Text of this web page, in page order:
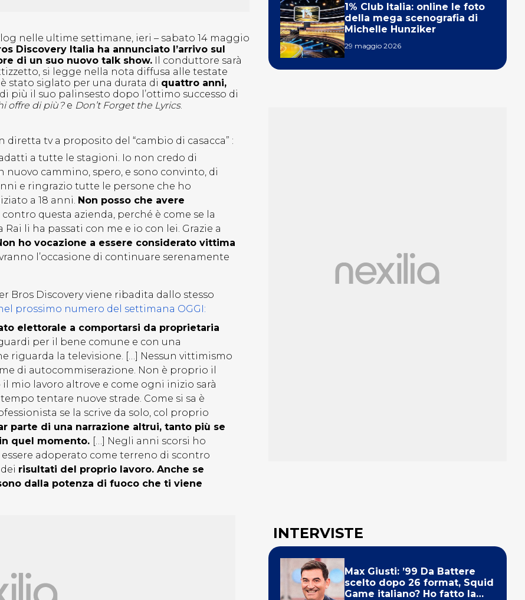
nelle ultime settimane, ieri – sabato 14 maggio
Discovery Italia ha annunciato l’arrivo sul
di un suo nuovo talk show. Il conduttore sarà
si legge nella nota diffusa alle testate
stato siglato per una durata di quattro anni,
più il suo palinsesto dopo l’ottimo successo di
offre di più?e Don’t Forget the Lyrics.
tv a proposito del “cambio di casacca” :
a tutte le stagioni. Io non credo di
cammino, spero, e sono convinto, di
e ringrazio tutte le persone che ho
a 18 anni. Non posso che avere
questa azienda, perché è come se la
li ha passati con me e io con lei. Grazie a
ho vocazione a essere considerato vittima
l’occasione di continuare serenamente
Bros Discovery viene ribadita dallo stesso
prossimo numero del settimana OGGI:
elettorale a comportarsi da proprietaria
per il bene comune e con una
riguarda la televisione. […] Nessun vittimismo
di autocommiserazione. Non è proprio il
mio lavoro altrove e come ogni inizio sarà
tentare nuove strade. Come si sa è
se la scrive da solo, col proprio
parte di una narrazione altrui, tanto più se
quel momento. […] Negli anni scorsi ho
adoperato come terreno di scontro
risultati del proprio lavoro. Anche se
dalla potenza di fuoco che ti viene
1% Club Italia: online le foto
della mega scenografia di
Michelle Hunziker
29 maggio 2026
INTERVISTE
Max Giusti: ’99 Da Battere
scelto dopo 26 format, Squid
Game italiano? Ho fatto la